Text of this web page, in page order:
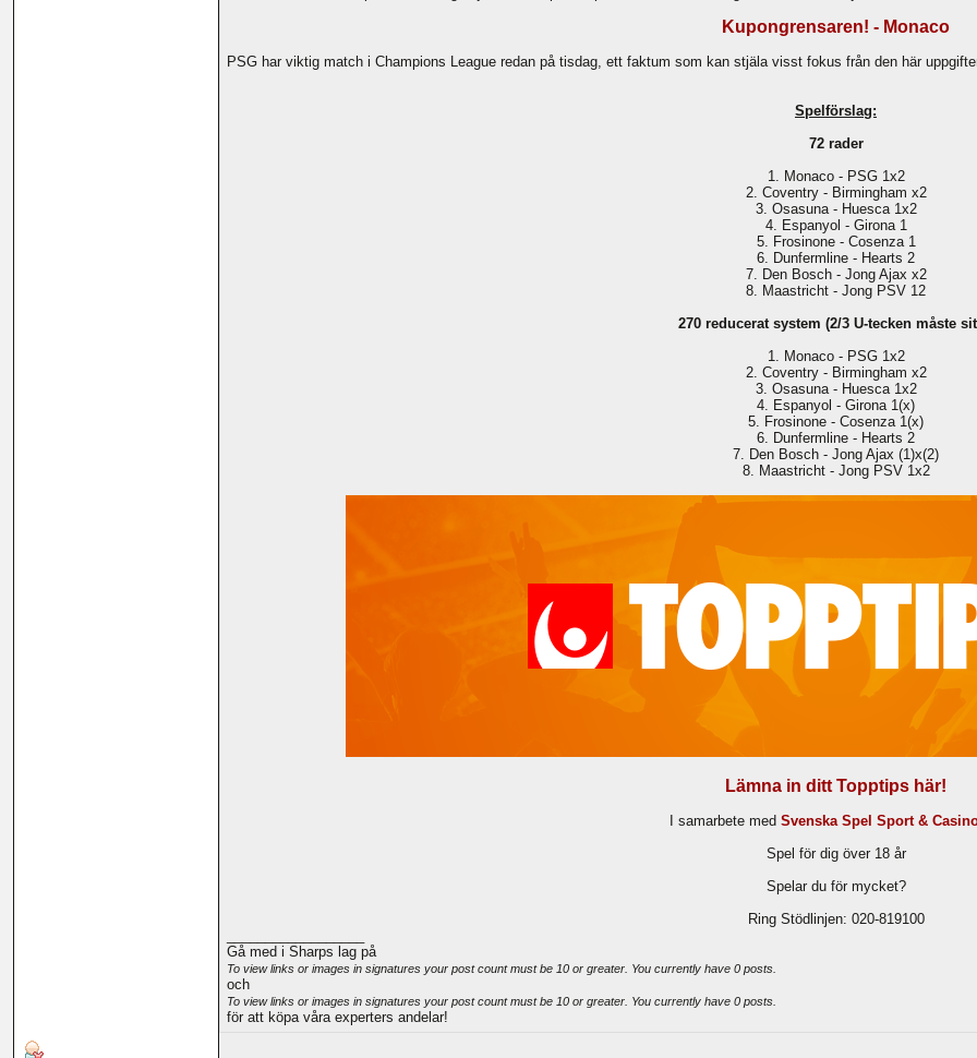
Kupongrensaren! - Monaco
PSG har viktig match i Champions League redan på tisdag, ett faktum som kan stjäla visst fokus från den här
Spelförslag:
72 rader
1. Monaco - PSG 1x2
2. Coventry - Birmingham x2
3. Osasuna - Huesca 1x2
4. Espanyol - Girona 1
5. Frosinone - Cosenza 1
6. Dunfermline - Hearts 2
7. Den Bosch - Jong Ajax x2
8. Maastricht - Jong PSV 12
270 reducerat system (2/3 U-tecken måste
1. Monaco - PSG 1x2
2. Coventry - Birmingham x2
3. Osasuna - Huesca 1x2
4. Espanyol - Girona 1(x)
5. Frosinone - Cosenza 1(x)
6. Dunfermline - Hearts 2
7. Den Bosch - Jong Ajax (1)x(2)
8. Maastricht - Jong PSV 1x2
Lämna in ditt Topptips här!
I samarbete med Svenska Spel Sport &
Spel för dig över 18 år
Spelar du för mycket?
Ring Stödlinjen: 020-819100
Gå med i Sharps lag på
To view links or images in signatures your post count must be 10 or greater. You currently have 0 posts.
och
To view links or images in signatures your post count must be 10 or greater. You currently have 0 posts.
för att köpa våra experters andelar!